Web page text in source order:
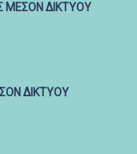
ΜΕΣΟΝ ΔΙΚΤΥΟΥ
ΔΙΚΤΥΟΥ